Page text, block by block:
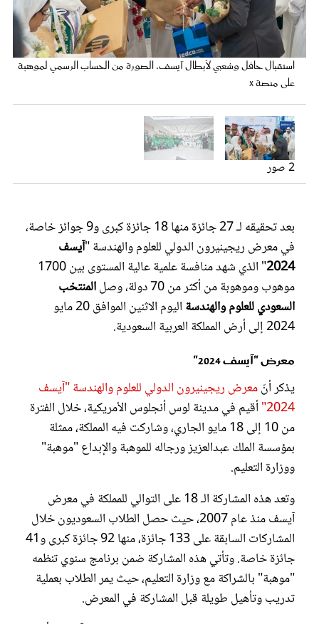
استقبال حافل وشعبي لأبطال آيسف. الصورة من الحساب الرسمي لموهبة
على منصة x
أبطال آيسف. الصورة من الحساب الرسمي لموهبة على منصة x
2 صور
بعد تحقيقه لـ 27 جائزة منها 18 جائزة كبرى و9 جوائز خاصة،
في معرض ريجينيرون الدولي للعلوم والهندسة "آيسف
2024
" الذي شهد منافسة علمية عالية المستوى بين 1700
موهوب وموهوبة من أكثر من 70 دولة، وصل
المنتخب
السعودي للعلوم والهندسة
اليوم الاثنين الموافق 20 مايو
2024 إلى أرض المملكة العربية السعودية.
معرض "آيسف 2024"
يذكر أنّمعرض ريجينيرون الدولي للعلوم والهندسة "آيسف
2024" أقيم في مدينة لوس أنجلوس الأمريكية، خلال الفترة
من 10 إلى 18 مايو الجاري، وشاركت فيه المملكة، ممثلة
بمؤسسة الملك عبدالعزيز ورجاله للموهبة والإبداع "موهبة"
ووزارة التعليم.
وتعد هذه المشاركة الـ 18 على التوالي للمملكة في معرض
آيسف منذ عام 2007، حيث حصل الطلاب السعوديون خلال
المشاركات السابقة على 133 جائزة، منها 92 جائزة كبرى و41
جائزة خاصة. وتأتي هذه المشاركة ضمن برنامج سنوي تنظمه
"موهبة" بالشراكة مع وزارة التعليم، حيث يمر الطلاب بعملية
تدريب وتأهيل طويلة قبل المشاركة في المعرض.
عروس سيدتي
غلاف رفمي